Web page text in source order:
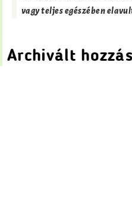
vagy teljes egészében
Archivált